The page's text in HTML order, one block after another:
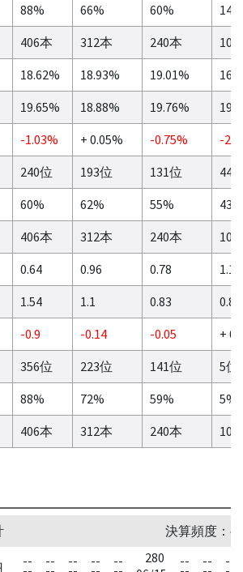
88% 66% 60%
14%
406本 312本 240本
103
18.62% 18.93% 19.01%
19.65% 18.88% 19.76%
-1.03% + 0.05% -0.75%
-
240位 193位 131位
44
60% 62% 55%
43%
406本 312本 240本
103
0.64 0.96 0.78
1.15
1.54 1.1 0.83
0.84
-0.9 -0.14 -0.05
+
356位 223位 141位
5位
88% 72% 59%
5%
406本 312本 240本 103
決算頻度：
-- -- -- -- --
280
-- -- --